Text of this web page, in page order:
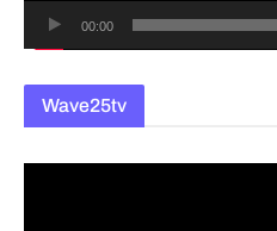
00:00
Wave25tv